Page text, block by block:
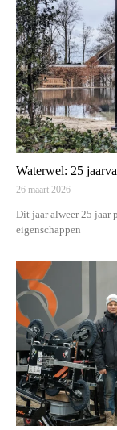
Waterwel: 25
26 maart 2026
Dit jaar alweer 25 jaar
eigenschappen